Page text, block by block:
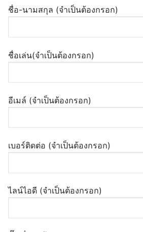
ชื่อ-นามสกุล (จำเป็นต้องกรอก)
ชื่อเล่น(จำเป็นต้องกรอก)
อีเมล์ (จำเป็นต้องกรอก)
เบอร์ติดต่อ (จำเป็นต้องกรอก)
ไลน์ไอดี (จำเป็นต้องกรอก)